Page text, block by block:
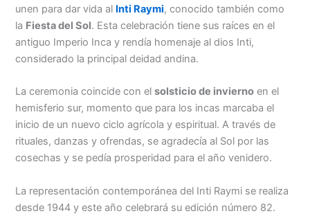
unen para dar vida al Inti Raymi, conocido también como
la Fiesta del Sol. Esta celebración tiene sus raíces en el
antiguo Imperio Inca y rendía homenaje al dios Inti,
considerado la principal deidad andina.
La ceremonia coincide con elsolsticio de invierno en el
hemisferio sur, momento que para los incas marcaba el
inicio de un nuevo ciclo agrícola y espiritual. A través de
rituales, danzas y ofrendas, se agradecía al Sol por las
cosechas y se pedía prosperidad para el año venidero.
La representación contemporánea del Inti Raymi se realiza
desde 1944 y este año celebrará su edición número 82.